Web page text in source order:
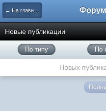
← На главную Форум
Новые публикации
По типу По
Новых